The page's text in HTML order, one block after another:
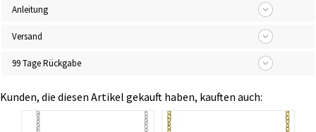
Anleitung
Versand
99 Tage Rückgabe
Kunden, die diesen Artikel gekauft haben, kauften auch: